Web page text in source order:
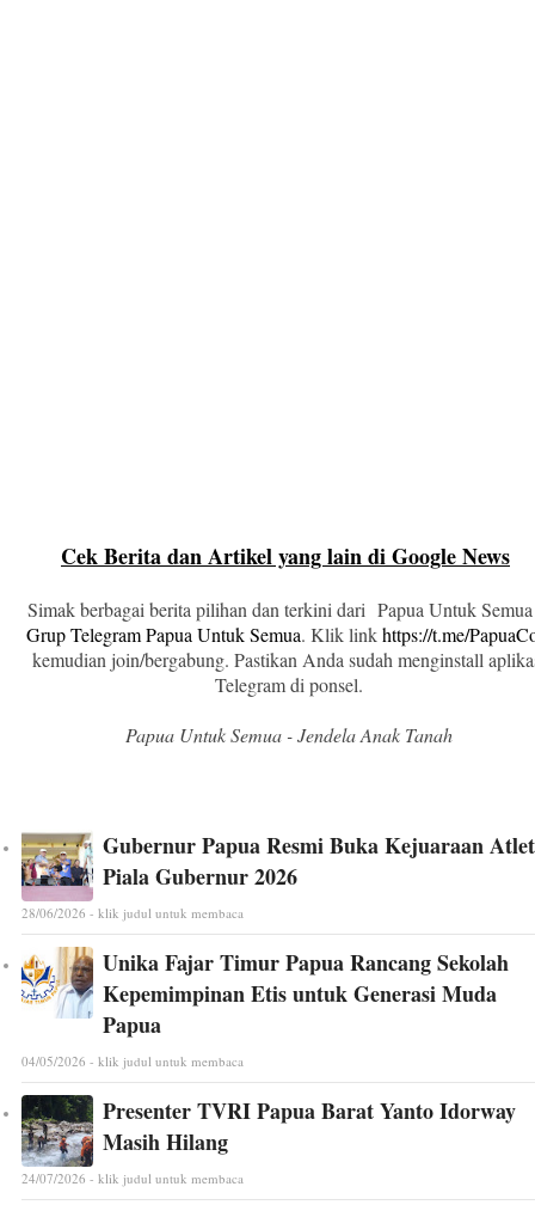
Cek Berita dan Artikel yang lain di Google News
Simak berbagai berita pilihan dan terkini dari Papua Untuk
Grup Telegram Papua Untuk Semua. Klik linkhttps://t.me/
kemudian join/bergabung. Pastikan Anda sudah menginstall
Telegram di ponsel.
Papua Untuk Semua - Jendela Anak Tanah
Gubernur Papua Resmi Buka Kejuaraan
Piala Gubernur 2026
28/06/2026 - klik judul untuk membaca
Unika Fajar Timur Papua Rancang Sekolah
Kepemimpinan Etis untuk Generasi Muda
Papua
04/05/2026 - klik judul untuk membaca
Presenter TVRI Papua Barat Yanto Idorway
Masih Hilang
24/07/2026 - klik judul untuk membaca